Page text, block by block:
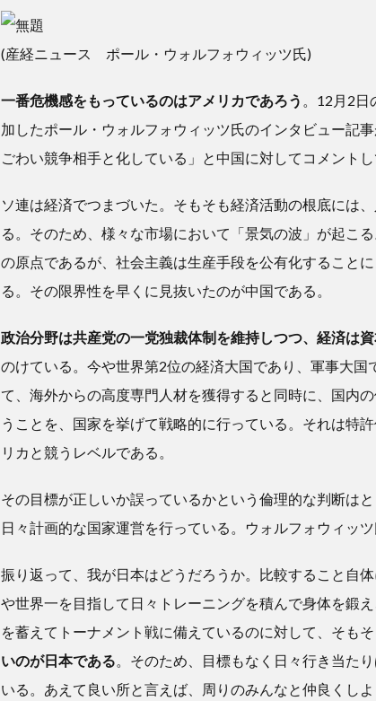
(産経ニュース ポール・ウォルフォウィッツ氏)
一番危機感をもっているのはアメリカであろう
。12月2
加したポール・ウォルフォウィッツ氏のインタビュー記
ごわい競争相手と化している」と中国に対してコメントし
ソ連は経済でつまづいた。そもそも経済活動の根底には
る。そのため、様々な市場において「景気の波」が起こ
の原点であるが、社会主義は生産手段を公有化すること
る。その限界性を早くに見抜いたのが中国である。
政治分野は共産党の一党独裁体制を維持しつつ、経済は
のけている。今や世界第2位の経済大国であり、軍事大
て、海外からの高度専門人材を獲得すると同時に、国内
うことを、国家を挙げて戦略的に行っている。それは特
リカと競うレベルである。
その目標が正しいか誤っているかという倫理的な判断は
日々計画的な国家運営を行っている。ウォルフォウィッ
振り返って、我が日本はどうだろうか。比較すること自
や世界一を目指して日々トレーニングを積んで身体を鍛
を蓄えてトーナメント戦に備えているのに対して、そも
いのが日本である 。そのため、目標もなく日々行き当た
いる。あえて良い所と言えば、周りのみんなと仲良くしよ